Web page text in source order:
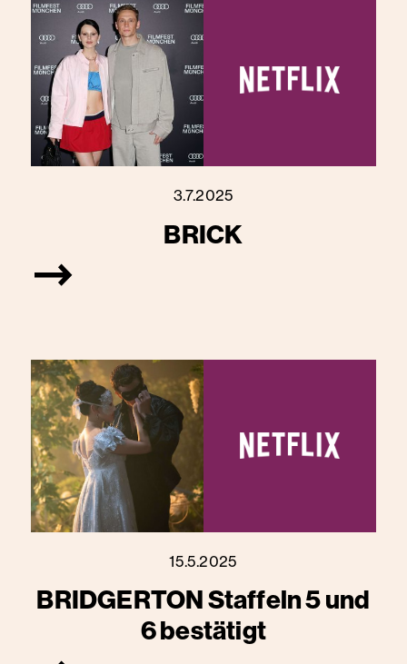
3.7.2025
BRICK
15.5.2025
BRIDGERTON Staffeln 5 und
6 bestätigt